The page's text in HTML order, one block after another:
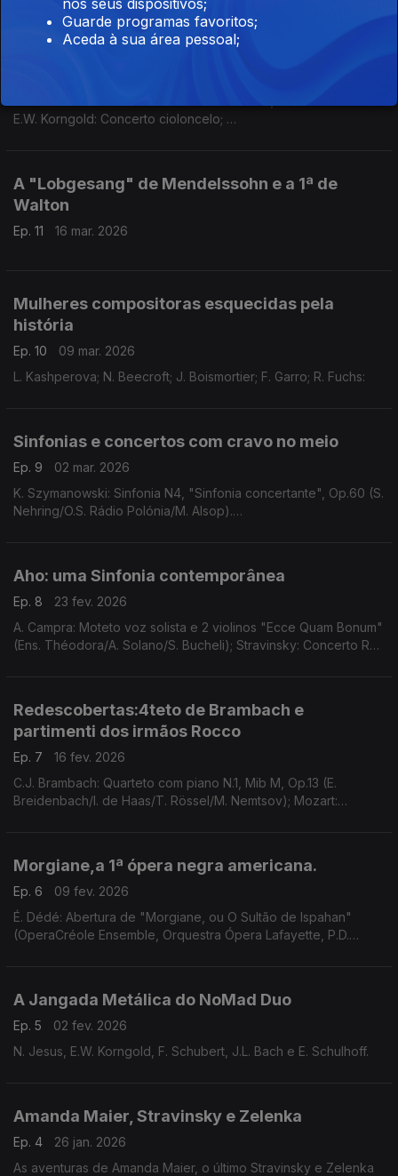
Obras corais de Rubbra, a 7ª de Mahler e a
Mazeppa de Grandval
E.W. Korngold: Concerto cioloncelo;
S. Coleridge-Taylor: Concerto violino
A "Lobgesang" de Mendelssohn e a 1ª de
Walton
Ep. 11 16 mar. 2026
Mulheres compositoras esquecidas pela
história
Ep. 10
09 mar. 2026
L. Kashperova; N. Beecroft; J. Boismortier; F. Garro; R. Fuchs:
Sinfonias e concertos com cravo no meio
Ep. 9
02 mar. 2026
K. Szymanowski: Sinfonia N4, "Sinfonia concertante", Op.60 (S.
Nehring/O.S. Rádio Polónia/M. Alsop).
Aho: uma Sinfonia contemporânea
Ep. 8
23 fev. 2026
A. Campra: Moteto voz solista e 2 violinos "Ecce Quam Bonum"
(Ens. Théodora/A. Solano/S. Bucheli); Stravinsky: Concerto Re
Redescobertas:4teto de Brambach e
partimenti dos irmãos Rocco
Ep. 7
16 fev. 2026
C.J. Brambach: Quarteto com piano N.1, Mib M, Op.13 (E.
Breidenbach/I. de Haas/T. Rössel/M. Nemtsov); Mozart:
Morgiane,a 1ª ópera negra americana.
Ep. 6
09 fev. 2026
É. Dédé: Abertura de "Morgiane, ou O Sultão de Ispahan"
(OperaCréole Ensemble, Orquestra Ópera Lafayette, P.D.
A Jangada Metálica do NoMad Duo
Ep. 5
02 fev. 2026
N. Jesus, E.W. Korngold, F. Schubert, J.L. Bach e E. Schulhoff.
Amanda Maier, Stravinsky e Zelenka
Ep. 4
26 jan. 2026
As aventuras de Amanda Maier, o último Stravinsky e Zelenka
nos seus dispositivos;
Guarde programas favoritos;
Aceda à sua área pessoal;